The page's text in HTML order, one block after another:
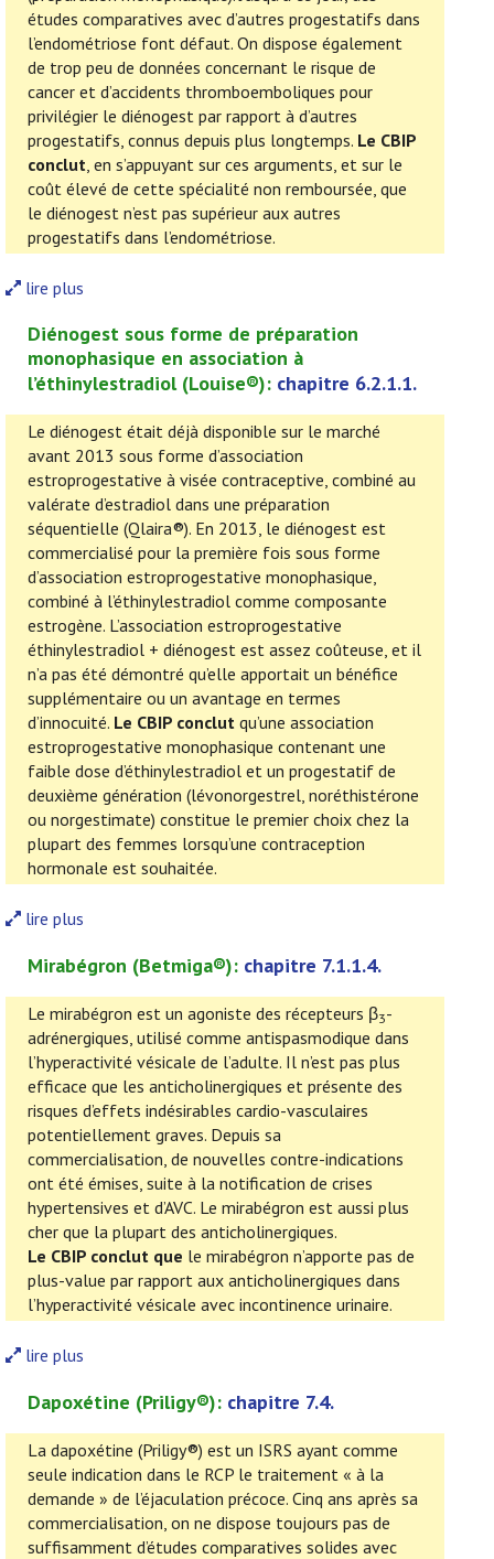
études comparatives avec d’autres progestatifs dans
l’endométriose font défaut. On dispose également
de trop peu de données concernant le risque de
cancer et d’accidents thromboemboliques pour
privilégier le diénogest par rapport à d’autres
progestatifs, connus depuis plus longtemps. Le CBIP
conclut, en s’appuyant sur ces arguments, et sur le
coût élevé de cette spécialité non remboursée, que
le diénogest n’est pas supérieur aux autres
progestatifs dans l’endométriose.
lire plus
Diénogest sous forme de préparation
monophasique en association à
l’éthinylestradiol (Louise®): chapitre 6.2.1.1.
Le diénogest était déjà disponible sur le marché
avant 2013 sous forme d’association
estroprogestative à visée contraceptive, combiné au
valérate d’estradiol dans une préparation
séquentielle (Qlaira®). En 2013, le diénogest est
commercialisé pour la première fois sous forme
d’association estroprogestative monophasique,
combiné à l’éthinylestradiol comme composante
estrogène. L’association estroprogestative
éthinylestradiol + diénogest est assez coûteuse, et il
n’a pas été démontré qu’elle apportait un bénéfice
supplémentaire ou un avantage en termes
d’innocuité. Le CBIP conclut qu’une association
estroprogestative monophasique contenant une
faible dose d’éthinylestradiol et un progestatif de
deuxième génération (lévonorgestrel, noréthistérone
ou norgestimate) constitue le premier choix chez la
plupart des femmes lorsqu’une contraception
hormonale est souhaitée.
lire plus
Mirabégron (Betmiga®): chapitre 7.1.1.4.
Le mirabégron est un agoniste des récepteurs β3-
adrénergiques, utilisé comme antispasmodique dans
l’hyperactivité vésicale de l’adulte. Il n’est pas plus
efficace que les anticholinergiques et présente des
risques d’effets indésirables cardio-vasculaires
potentiellement graves. Depuis sa
commercialisation, de nouvelles contre-indications
ont été émises, suite à la notification de crises
hypertensives et d’AVC. Le mirabégron est aussi plus
cher que la plupart des anticholinergiques.
Le CBIP conclut que le mirabégron n’apporte pas de
plus-value par rapport aux anticholinergiques dans
l’hyperactivité vésicale avec incontinence urinaire.
lire plus
Dapoxétine (Priligy®): chapitre 7.4.
La dapoxétine (Priligy®) est un ISRS ayant comme
seule indication dans le RCP le traitement « à la
demande » de l’éjaculation précoce. Cinq ans après sa
commercialisation, on ne dispose toujours pas de
suffisamment d’études comparatives solides avec